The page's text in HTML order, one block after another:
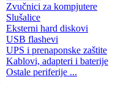
Zvučnici za kompjutere
Slušalice
Eksterni hard diskovi
USB flashevi
UPS i prenaponske zaštite
Kablovi, adapteri i baterije
Ostale periferije ...